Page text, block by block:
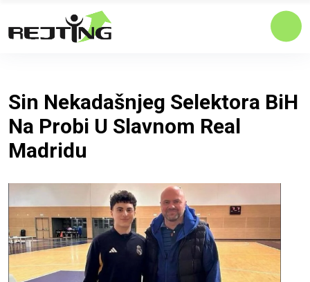
Sin Nekadašnjeg Selektora BiH
Na Probi U Slavnom Real
Madridu